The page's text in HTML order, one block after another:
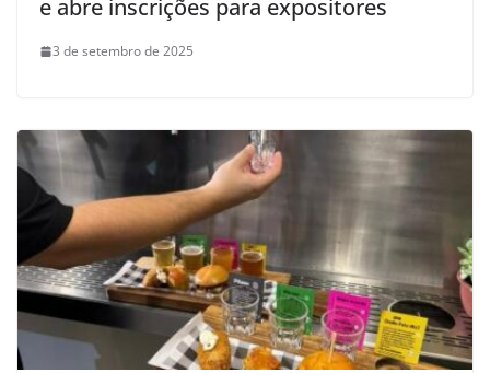
e abre inscrições para expositores
3 de setembro de 2025